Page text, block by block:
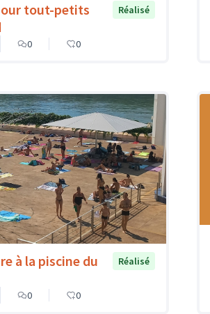
tout-petits
Réalisé
0 0
à la piscine du
Réalisé
0 0